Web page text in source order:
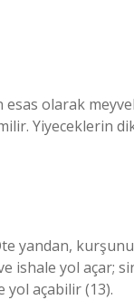
olarak
Yiyeceklerin
yandan,
ishale yol açar;
yol açabilir (13).